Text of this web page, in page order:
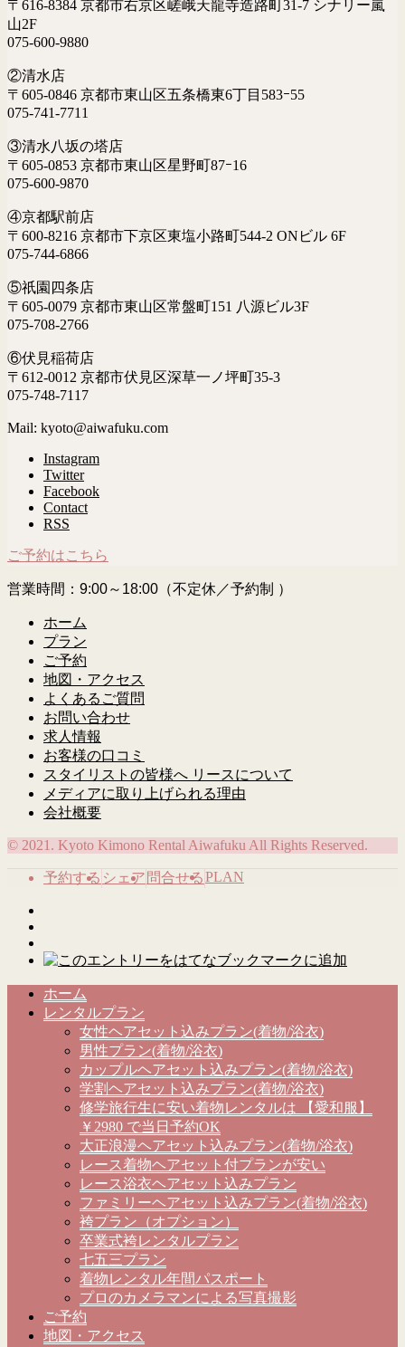
〒616-8384 京都市右京区嵯峨天龍寺造路町31-7 シナリー嵐
山2F
075-600-9880
②清水店
〒605-0846 京都市東山区五条橋東6丁目583ｰ55
075-741-7711
③清水八坂の塔店
〒605-0853 京都市東山区星野町87ｰ16
075-600-9870
④京都駅前店
〒600-8216 京都市下京区東塩小路町544-2 ONビル 6F
075-744-6866
⑤祇園四条店
〒605-0079 京都市東山区常盤町151 八源ビル3F
075-708-2766
⑥伏見稲荷店
〒612-0012 京都市伏見区深草一ノ坪町35-3
075-748-7117
Mail: kyoto@aiwafuku.com
Instagram
Twitter
Facebook
Contact
RSS
ご予約はこちら
営業時間：9:00～18:00（不定休／予約制 ）
ホーム
プラン
ご予約
地図・アクセス
よくあるご質問
お問い合わせ
求人情報
お客様の口コミ
スタイリストの皆様へ リースについて
メディアに取り上げられる理由
会社概要
© 2021. Kyoto Kimono Rental Aiwafuku All Rights Reserved.
予約する シェア 問合せるPLAN
ホーム
レンタルプラン
女性ヘアセット込みプラン(着物/浴衣)
男性プラン(着物/浴衣)
カップルヘアセット込みプラン(着物/浴衣)
学割ヘアセット込みプラン(着物/浴衣)
修学旅行生に安い着物レンタルは 【愛和服】
￥2980 で当日予約OK
大正浪漫ヘアセット込みプラン(着物/浴衣)
レース着物ヘアセット付プランが安い
レース浴衣ヘアセット込みプラン
ファミリーヘアセット込みプラン(着物/浴衣)
袴プラン（オプション）
卒業式袴レンタルプラン
七五三プラン
着物レンタル年間パスポート
プロのカメラマンによる写真撮影
ご予約
地図・アクセス